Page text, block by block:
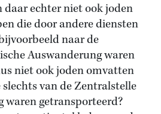
daar echter niet ook joden
die door andere diensten
naar de
Auswanderung waren
niet ook joden omvatten
van de Zentralstelle
waren getransporteerd?